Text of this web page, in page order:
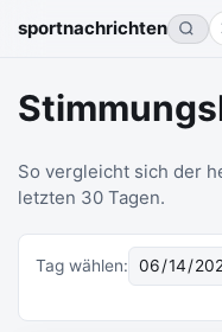
sportnachrichten
So vergleicht sich der
letzten 30 Tagen.
Tag wählen: